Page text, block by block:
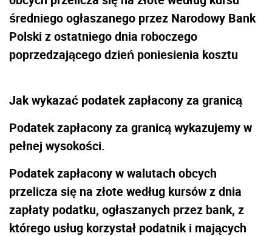
średniego ogłaszanego przez Narodowy Bank
Polski z ostatniego dnia roboczego
poprzedzającego dzień poniesienia kosztu
Jak wykazać podatek zapłacony za granicą
Podatek zapłacony za granicą wykazujemy w
pełnej wysokości.
Podatek zapłacony w walutach obcych
przelicza się na złote według kursów z dnia
zapłaty podatku, ogłaszanych przez bank, z
którego usług korzystał podatnik i mających